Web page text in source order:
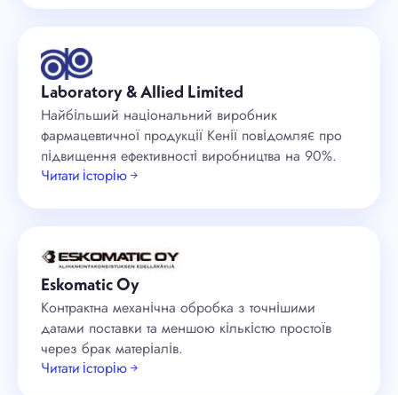
Laboratory & Allied Limited
Найбільший національний виробник
фармацевтичної продукції Кенії повідомляє про
підвищення ефективності виробництва на 90%.
Читати історію →
Eskomatic Oy
Контрактна механічна обробка з точнішими
датами поставки та меншою кількістю простоїв
через брак матеріалів.
Читати історію →